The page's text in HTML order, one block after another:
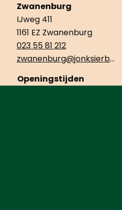
Zwanenburg
IJweg 411
1161 EZ Zwanenburg
023 55 81 212
zwanenburg@jonksierbestrating.nl
Openingstijden